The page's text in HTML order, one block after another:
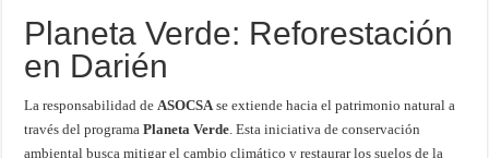
Planeta Verde: Reforestación
en Darién
La responsabilidad deASOCSAse extiende hacia el patrimonio natural a
través del programaPlaneta Verde. Esta iniciativa de conservación
ambiental busca mitigar el cambio climático y restaurar los suelos de la